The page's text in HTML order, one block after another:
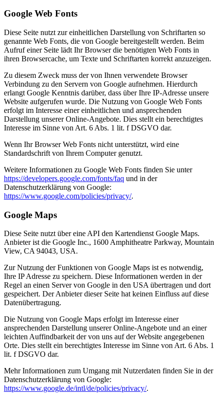
Google Web Fonts
Diese Seite nutzt zur einheitlichen Darstellung von Schriftarten so
genannte Web Fonts, die von Google bereitgestellt werden. Beim
Aufruf einer Seite lädt Ihr Browser die benötigten Web Fonts in
ihren Browsercache, um Texte und Schriftarten korrekt anzuzeigen.
Zu diesem Zweck muss der von Ihnen verwendete Browser
Verbindung zu den Servern von Google aufnehmen. Hierdurch
erlangt Google Kenntnis darüber, dass über Ihre IP-Adresse unsere
Website aufgerufen wurde. Die Nutzung von Google Web Fonts
erfolgt im Interesse einer einheitlichen und ansprechenden
Darstellung unserer Online-Angebote. Dies stellt ein berechtigtes
Interesse im Sinne von Art. 6 Abs. 1 lit. f DSGVO dar.
Wenn Ihr Browser Web Fonts nicht unterstützt, wird eine
Standardschrift von Ihrem Computer genutzt.
Weitere Informationen zu Google Web Fonts finden Sie unter
https://developers.google.com/fonts/faq und in der
Datenschutzerklärung von Google:
https://www.google.com/policies/privacy/.
Google Maps
Diese Seite nutzt über eine API den Kartendienst Google Maps.
Anbieter ist die Google Inc., 1600 Amphitheatre Parkway, Mountain
View, CA 94043, USA.
Zur Nutzung der Funktionen von Google Maps ist es notwendig,
Ihre IP Adresse zu speichern. Diese Informationen werden in der
Regel an einen Server von Google in den USA übertragen und dort
gespeichert. Der Anbieter dieser Seite hat keinen Einfluss auf diese
Datenübertragung.
Die Nutzung von Google Maps erfolgt im Interesse einer
ansprechenden Darstellung unserer Online-Angebote und an einer
leichten Auffindbarkeit der von uns auf der Website angegebenen
Orte. Dies stellt ein berechtigtes Interesse im Sinne von Art. 6 Abs. 1
lit. f DSGVO dar.
Mehr Informationen zum Umgang mit Nutzerdaten finden Sie in der
Datenschutzerklärung von Google:
https://www.google.de/intl/de/policies/privacy/.